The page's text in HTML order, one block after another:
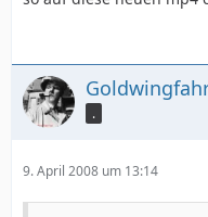
.
9. April 2008 um 13:14